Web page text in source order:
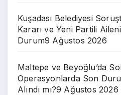
Kuşadası Belediyesi
Kararı ve Yeni Partili
Durum9 Ağustos 2026
Maltepe ve Beyoğlu’da
Operasyonlarda Son
Alındı mı?9 Ağustos 2026